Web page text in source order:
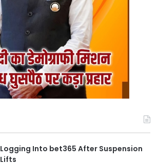
Logging Into bet365 After Suspension
Lifts